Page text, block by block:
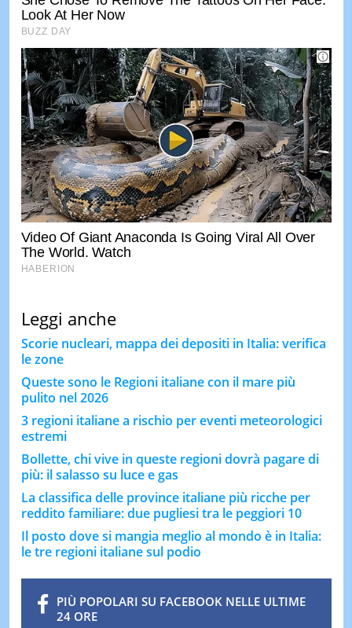
Leggi anche
Scorie nucleari, mappa dei depositi in Italia: verifica
le zone
Queste sono le Regioni italiane con il mare più
pulito nel 2026
3 regioni italiane a rischio per eventi meteorologici
estremi
Bollette, chi vive in queste regioni dovrà pagare di
più: il salasso su luce e gas
La classifica delle province italiane più ricche per
reddito familiare: due pugliesi tra le peggiori 10
Il posto dove si mangia meglio al mondo è in Italia:
le tre regioni italiane sul podio
PIÙ POPOLARI SU FACEBOOK NELLE ULTIME
24 ORE